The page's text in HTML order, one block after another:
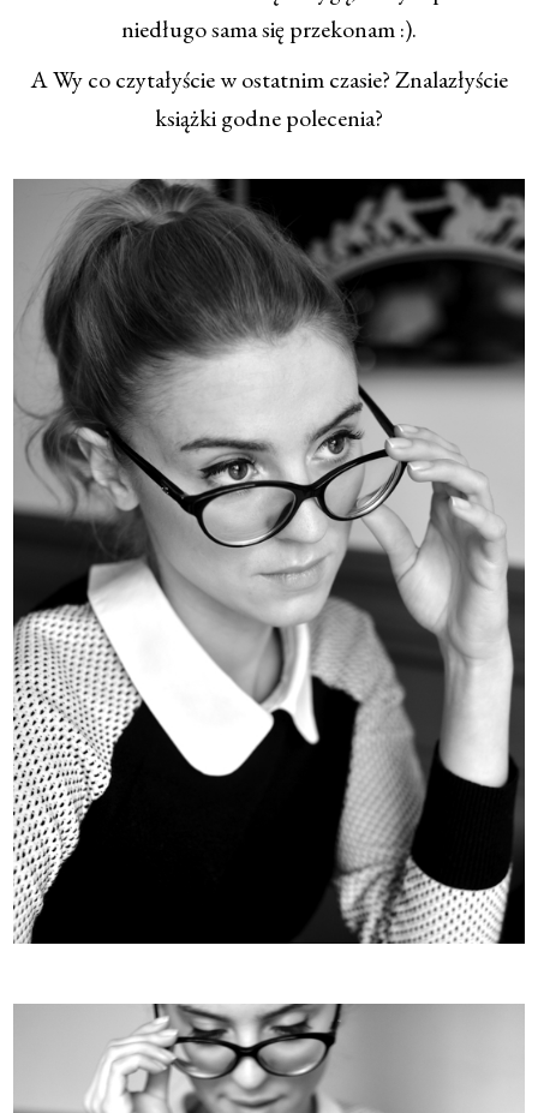
niedługo sama się przekonam :).
A Wy co czytałyście w ostatnim czasie? Znalazłyście
książki godne polecenia?